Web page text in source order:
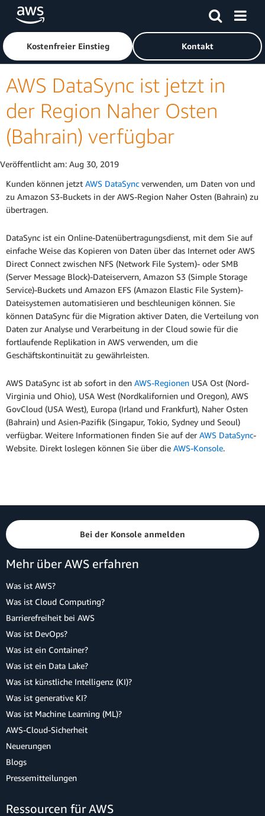
Überspringen zum Hauptinhalt
Klicken Sie hier, um zur Amazon Web Services-Startseite
Kostenfreier Einstieg Kontakt
AWS DataSync ist jetzt in
der Region Naher Osten
(Bahrain) verfügbar
Veröffentlicht am: Aug 30, 2019
Kunden können jetzt AWS DataSync verwenden, um Daten von und
zu Amazon S3-Buckets in der AWS-Region Naher Osten (Bahrain) zu
übertragen.
DataSync ist ein Online-Datenübertragungsdienst, mit dem Sie auf
einfache Weise das Kopieren von Daten über das Internet oder AWS
Direct Connect zwischen NFS (Network File System)- oder SMB
(Server Message Block)-Dateiservern, Amazon S3 (Simple Storage
Service)-Buckets und Amazon EFS (Amazon Elastic File System)-
Dateisystemen automatisieren und beschleunigen können. Sie
können DataSync für die Migration aktiver Daten, die Verteilung von
Daten zur Analyse und Verarbeitung in der Cloud sowie für die
fortlaufende Replikation in AWS verwenden, um die
Geschäftskontinuität zu gewährleisten.
AWS DataSync ist ab sofort in den AWS-Regionen USA Ost (Nord-
Virginia und Ohio), USA West (Nordkalifornien und Oregon), AWS
GovCloud (USA West), Europa (Irland und Frankfurt), Naher Osten
(Bahrain) und Asien-Pazifik (Singapur, Tokio, Sydney und Seoul)
verfügbar. Weitere Informationen finden Sie auf der AWS DataSync-
Website. Direkt loslegen können Sie über die AWS-Konsole.
Bei der Konsole anmelden
Mehr über AWS erfahren
Was ist AWS?
Was ist Cloud Computing?
Barrierefreiheit bei AWS
Was ist DevOps?
Was ist ein Container?
Was ist ein Data Lake?
Was ist künstliche Intelligenz (KI)?
Was ist generative KI?
Was ist Machine Learning (ML)?
AWS-Cloud-Sicherheit
Neuerungen
Blogs
Pressemitteilungen
Ressourcen für AWS